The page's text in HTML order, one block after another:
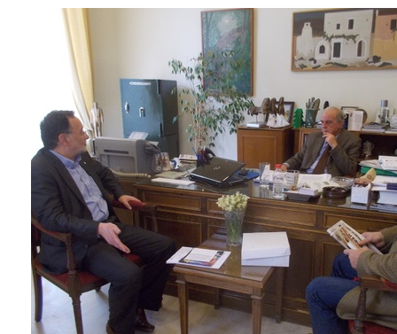
ΠΟΛΙΤΙΣΜΟΣ
ΑΝΘΕΚΤΙΚΗ